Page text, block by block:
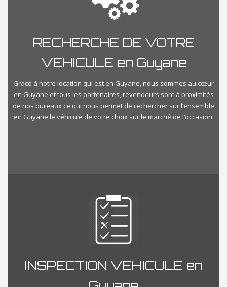
RECHERCHE DE VOTRE
VEHICULE en Guyane
Grace à notre location qui est en Guyane, nous sommes au cœur
en Guyane et tous les partenaires, revendeurs sont à proximités
de nos bureaux ce qui nous permet de rechercher sur l’ensemble
en Guyane le véhicule de votre choix sur le marché de l’occasion.
INSPECTION VEHICULE en